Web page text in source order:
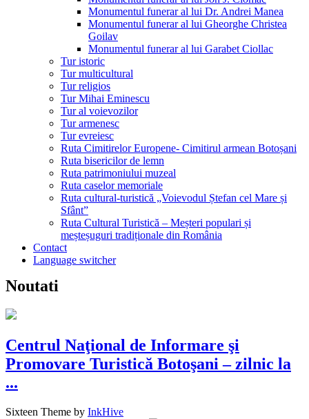
Monumentul funerar al lui Dr. Andrei Manea
Monumentul funerar al lui Gheorghe Christea
Goilav
Monumentul funerar al lui Garabet Ciollac
Tur istoric
Tur multicultural
Tur religios
Tur Mihai Eminescu
Tur al voievozilor
Tur armenesc
Tur evreiesc
Ruta Cimitirelor Europene- Cimitirul armean Botoșani
Ruta bisericilor de lemn
Ruta patrimoniului muzeal
Ruta caselor memoriale
Ruta cultural-turistică „Voievodul Ștefan cel Mare și
Sfânt”
Ruta Cultural Turistică – Meșteri populari și
meșteșuguri tradiționale din România
Contact
Language switcher
Noutati
Centrul Naţional de Informare şi
Promovare Turistică Botoşani – zilnic la
...
Sixteen Theme by InkHive